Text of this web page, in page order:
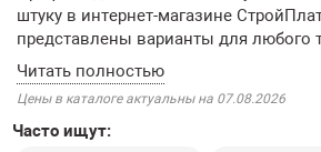
штуку в интернет-магазине
представлены варианты для любого
Доступна экспресс-доставка по
самовывоз со склада. Продажа
в розницу в согласованные сроки.
Цены в каталоге актуальны на 07.08.2026
Часто ищут:
Статьи
Контакты
Оплата и Доставка